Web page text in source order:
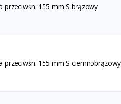
przeciwśn. 155 mm S brązowy
przeciwśn. 155 mm S ciemnobrązowy